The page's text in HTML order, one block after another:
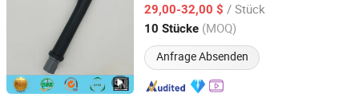
29,00-32,00 $ / Stück
10 Stücke (MOQ)
Anfrage Absenden
Guangdong, China Seit 2016